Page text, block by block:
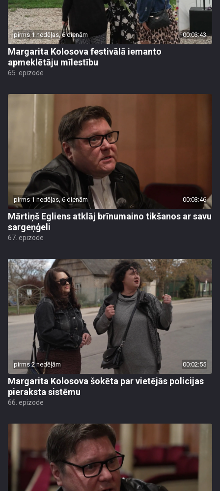
pirms 1 nedēļas, 6 dienām 00:03:43
Margarita Kolosova festivālā iemanto
apmeklētāju mīlestību
65. epizode
pirms 1 nedēļas, 6 dienām 00:03:46
Mārtiņš Egliens atklāj brīnumaino tikšanos ar savu
sargeņģeli
67. epizode
pirms 2 nedēļām 00:02:55
Margarita Kolosova šokēta par vietējās policijas
pieraksta sistēmu
66. epizode